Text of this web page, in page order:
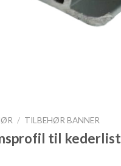
/ TILBEHØR BANNER
til kederlist